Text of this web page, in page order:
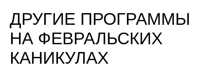
ДРУГИЕ ПРОГРАММЫ
НА ФЕВРАЛЬСКИХ
КАНИКУЛАХ